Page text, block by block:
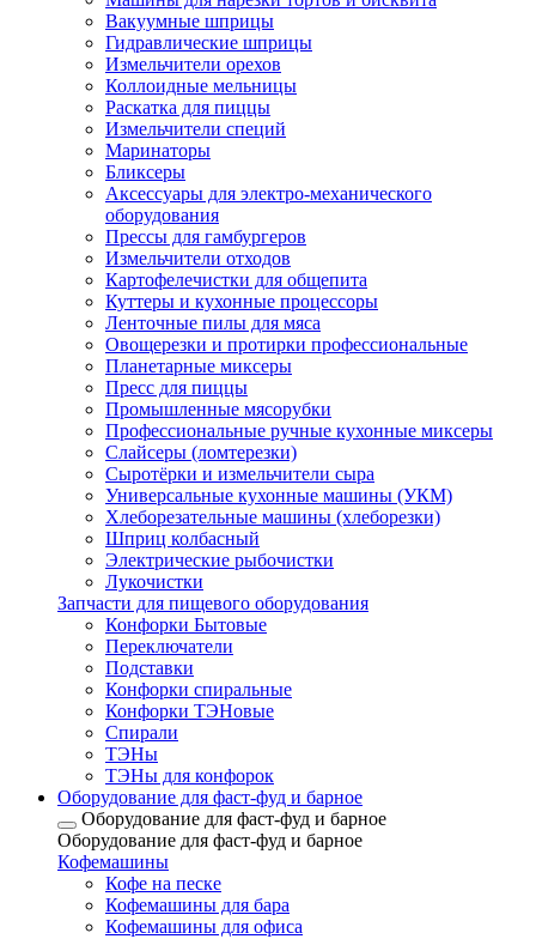
Вакуумные шприцы
Гидравлические шприцы
Измельчители орехов
Коллоидные мельницы
Раскатка для пиццы
Измельчители специй
Маринаторы
Бликсеры
Аксессуары для электро-механического
оборудования
Прессы для гамбургеров
Измельчители отходов
Картофелечистки для общепита
Куттеры и кухонные процессоры
Ленточные пилы для мяса
Овощерезки и протирки профессиональные
Планетарные миксеры
Пресс для пиццы
Промышленные мясорубки
Профессиональные ручные кухонные миксеры
Слайсеры (ломтерезки)
Сыротёрки и измельчители сыра
Универсальные кухонные машины (УКМ)
Хлеборезательные машины (хлеборезки)
Шприц колбасный
Электрические рыбочистки
Лукочистки
Запчасти для пищевого оборудования
Конфорки Бытовые
Переключатели
Подставки
Конфорки спиральные
Конфорки ТЭНовые
Спирали
ТЭНы
ТЭНы для конфорок
Оборудование для фаст-фуд и барное
Оборудование для фаст-фуд и барное
Оборудование для фаст-фуд и барное
Кофемашины
Кофе на песке
Кофемашины для бара
Кофемашины для офиса